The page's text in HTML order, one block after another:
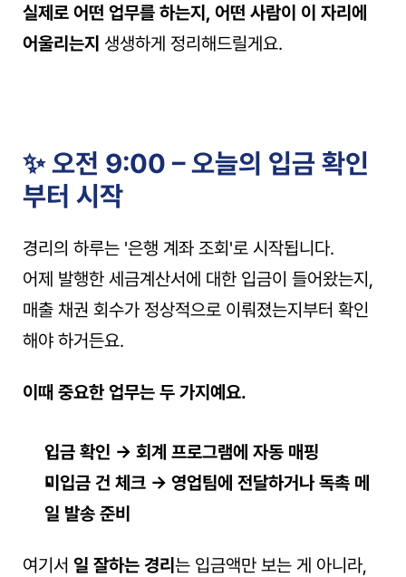
실제로 어떤 업무를 하는지, 어떤 사람이 이 자리에
어울리는지 생생하게 정리해드릴게요.
✨ 오전 9:00 – 오늘의 입금 확인
부터 시작
경리의 하루는 '은행 계좌 조회'로 시작됩니다.
어제 발행한 세금계산서에 대한 입금이 들어왔는지,
매출 채권 회수가 정상적으로 이뤄졌는지부터 확인
해야 하거든요.
이때 중요한 업무는 두 가지예요.
입금 확인 → 회계 프로그램에 자동 매핑
미입금 건 체크 → 영업팀에 전달하거나 독촉 메
일 발송 준비
여기서 일 잘하는 경리 는 입금액만 보는 게 아니라,